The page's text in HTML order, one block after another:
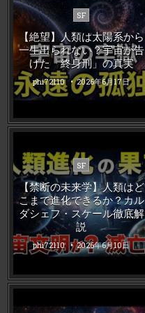
Posted
SF
【絶望】人類は太陽系から
一生出られない？宇宙が告
げた「終身刑」の真実
phi72110 2026年6月17日
Posted
in
SF
【禁断の未来学】人類はど
こまで進化できるか？カル
ダシェフ・スケール徹底解
説
phi72110 2026年6月10日